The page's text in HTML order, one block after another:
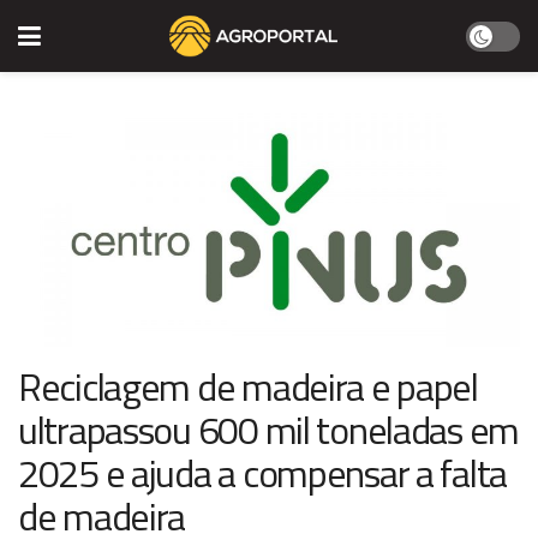
Reciclagem de madeira e papel
ultrapassou 600 mil toneladas em
2025 e ajuda a compensar a falta
de madeira